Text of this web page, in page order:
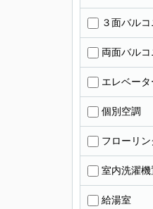
３面バル
両面バルコ
エレベータ
個別空調
フローリン
室内洗濯機
給湯室